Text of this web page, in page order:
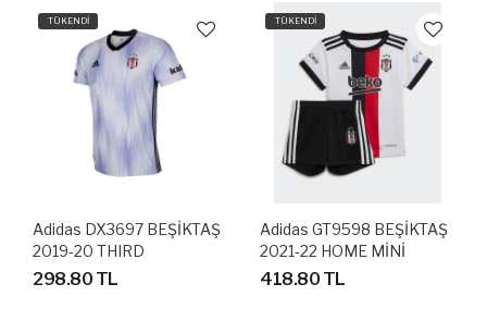
TÜKENDİ
Adidas DX3697 BEŞİKTAŞ
2019-20 THIRD
FUTBOLCU FORMASI
298.80 TL
TÜKENDİ
Adidas GT9598 BEŞİKTAŞ
2021-22 HOME MİNİ
BEBEK FUTBOL FORMA
418.80 TL